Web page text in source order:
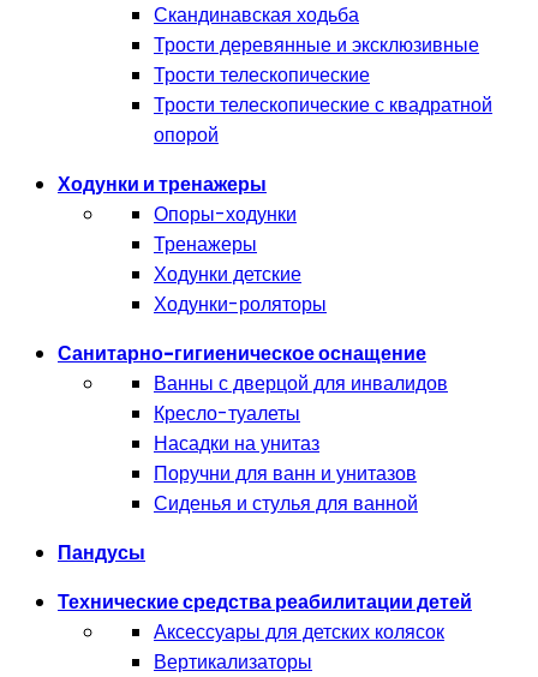
Скандинавская ходьба
Трости деревянные и эксклюзивные
Трости телескопические
Трости телескопические с квадратной
опорой
Ходунки и тренажеры
Опоры-ходунки
Тренажеры
Ходунки детские
Ходунки-роляторы
Санитарно-гигиеническое оснащение
Ванны с дверцой для инвалидов
Кресло-туалеты
Насадки на унитаз
Поручни для ванн и унитазов
Сиденья и стулья для ванной
Пандусы
Технические средства реабилитации детей
Аксессуары для детских колясок
Вертикализаторы